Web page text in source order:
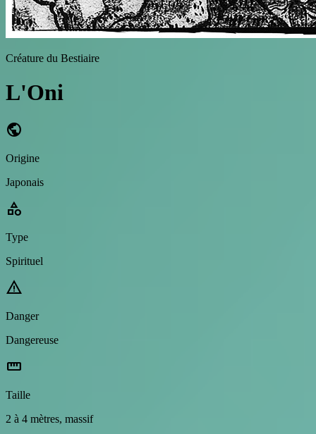
Créature du Bestiaire
L'Oni
public
Origine
Japonais
category
Type
Spirituel
warning
Danger
Dangereuse
straighten
Taille
2 à 4 mètres, massif